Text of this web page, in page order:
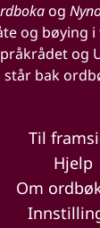
og
og bøying
og
står bak
Til
Hjelp
Om